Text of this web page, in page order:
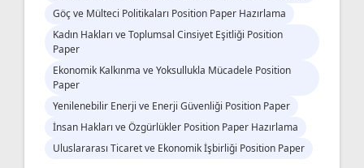
Göç ve Mülteci Politikaları Position Paper Hazırlama
Kadın Hakları ve Toplumsal Cinsiyet Eşitliği Position
Paper
Ekonomik Kalkınma ve Yoksullukla Mücadele Position
Paper
Yenilenebilir Enerji ve Enerji Güvenliği Position Paper
İnsan Hakları ve Özgürlükler Position Paper Hazırlama
Uluslararası Ticaret ve Ekonomik İşbirliği Position Paper